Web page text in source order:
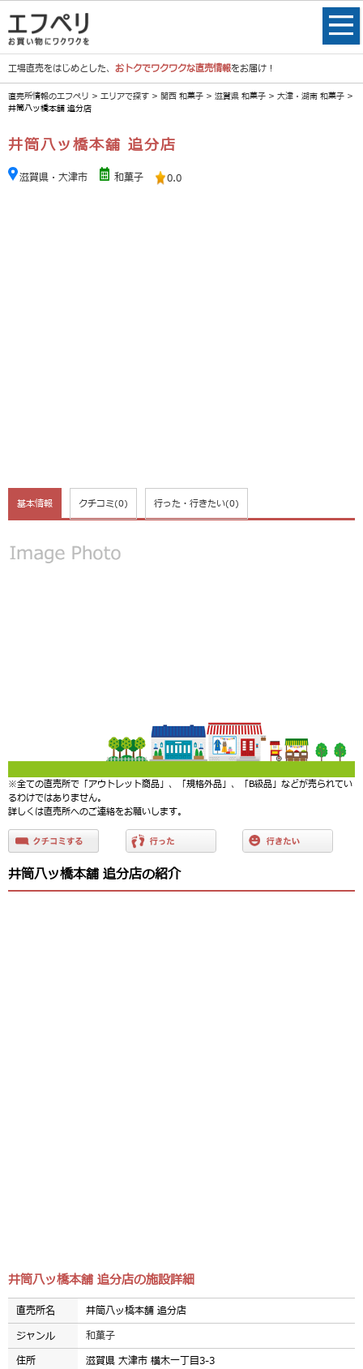
工場直売をはじめとした、 おトクでワクワクな直売情報をお届け！
直売所情報のエフペリ > エリアで探す > 関西 和菓子 > 滋賀県 和菓子 > 大津・湖南 和菓子 >
井筒八ッ橋本舗 追分店
井筒八ッ橋本舗 追分店
滋賀県・大津市 和菓子 0.0
基本情報 クチコミ(0) 行った・行きたい(0)
※全ての直売所で「アウトレット商品」、「規格外品」、「B級品」などが売られてい
るわけではありません。
詳しくは直売所へのご連絡をお願いします。
井筒八ッ橋本舗 追分店の紹介
井筒八ッ橋本舗 追分店の施設詳細
直売所名
井筒八ッ橋本舗 追分店
ジャンル
和菓子
住所
滋賀県 大津市 横木一丁目3-3